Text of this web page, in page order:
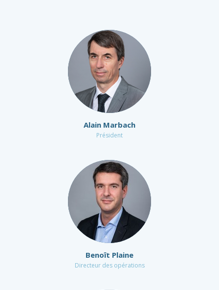
Alain Marbach
Président
Benoît Plaine
Directeur des opérations